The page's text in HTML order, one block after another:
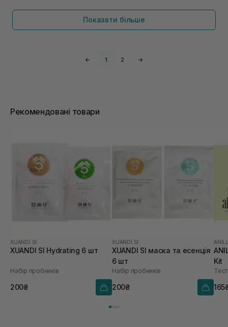
Показати більше
← 1 2 →
Рекомендовані товари
XUANDI SI
XUANDI SI Hydrating 6 шт
Набір пробників
200₴
XUANDI SI
XUANDI SI маска та есенція
6 шт
Набір пробників
200₴
Kit